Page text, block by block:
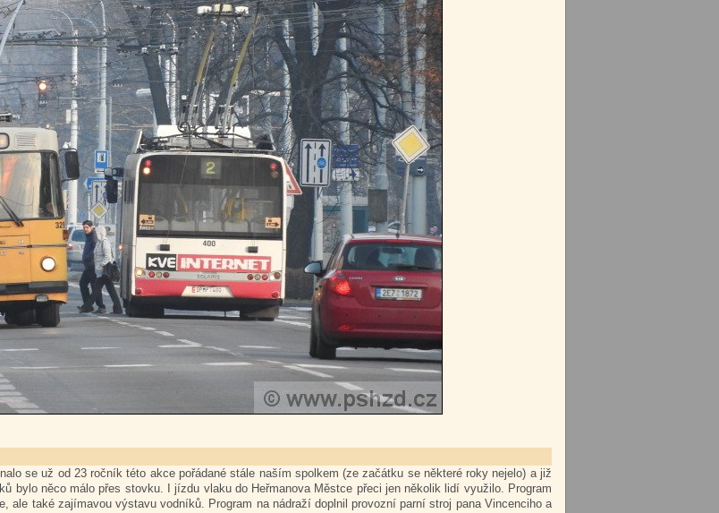
se už od 23 ročník této akce pořádané stále naším spolkem (ze začátku se některé roky nejelo) a již
bylo něco málo přes stovku. I jízdu vlaku do Heřmanova Městce přeci jen několik lidí využilo. Program
ale také zajímavou výstavu vodníků. Program na nádraží doplnil provozní parní stroj pana Vincenciho a